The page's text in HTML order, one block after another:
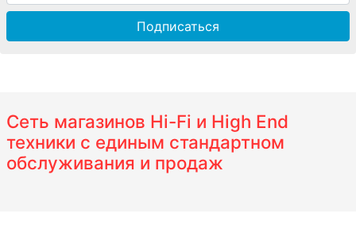
Подписаться
Сеть магазинов Hi-Fi и High End
техники с единым стандартном
обслуживания и продаж